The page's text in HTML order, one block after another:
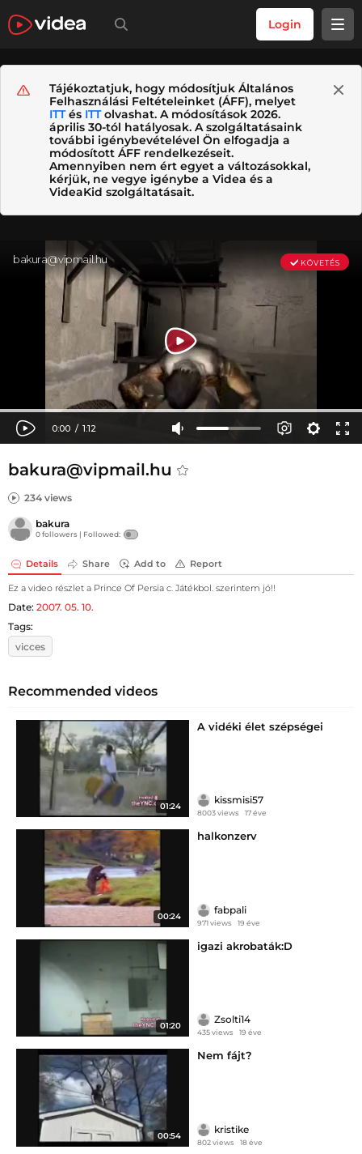
Login
Tájékoztatjuk, hogy módosítjuk Általános
Felhasználási Feltételeinket (ÁFF), melyet
ITTés ITTolvashat. A módosítások 2026.
április 30-tól hatályosak. A szolgáltatásaink
további igénybevételével Ön elfogadja a
módosított ÁFF rendelkezéseit.
Amennyiben nem ért egyet a változásokkal,
kérjük, ne vegye igénybe a Videa és a
VideaKid szolgáltatásait.
bakura@vipmail.hu
234 views
bakura
0 followers | Followed:
Details Share Add to Report
Ez a video részlet a Prince Of Persia c. Játékbol. szerintem jó!!
Date: 2007. 05. 10.
Tags:
vicces
Recommended videos
01:24
A vidéki élet szépségei
kissmisi57
8003 views 17 éve
00:24
halkonzerv
fabpali
971 views 19 éve
01:20
igazi akrobaták:D
Zsolti14
435 views 19 éve
00:54
Nem fájt?
kristike
802 views 18 éve